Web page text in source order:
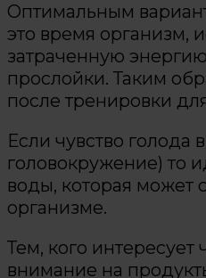
Оптимальным
это время организм,
затраченную
прослойки. Таким
после тренировки
Если чувство голода
головокружение) то
воды, которая может
организме.
Тем, кого интересует
внимание на